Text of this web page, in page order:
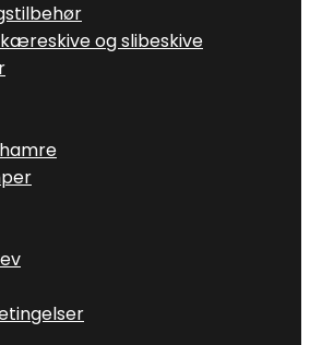
og slibeskive